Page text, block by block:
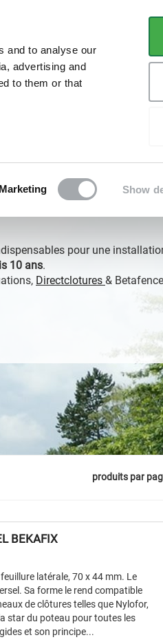
and to analyse our
advertising and
to them or that
Marketing Show
pour une
10 ans.
Directclotures &
produits par
BEKAFIX
latérale, 70 x 44 mm. Le
Sa forme le rend compatible
de clôtures telles que Nylofor,
star du poteau pour toutes les
et son principe...